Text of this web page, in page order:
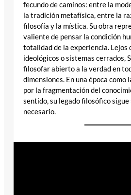
fecundo de caminos: entre la
la tradición metafísica, entre la
filosofía y la mística. Su obra
valiente de pensar la condición
totalidad de la experiencia. Lejos
ideológicos o sistemas cerrados,
filosofar abierto a la verdad en
dimensiones. En una época como
por la fragmentación del
sentido, su legado filosófico sigue
necesario.